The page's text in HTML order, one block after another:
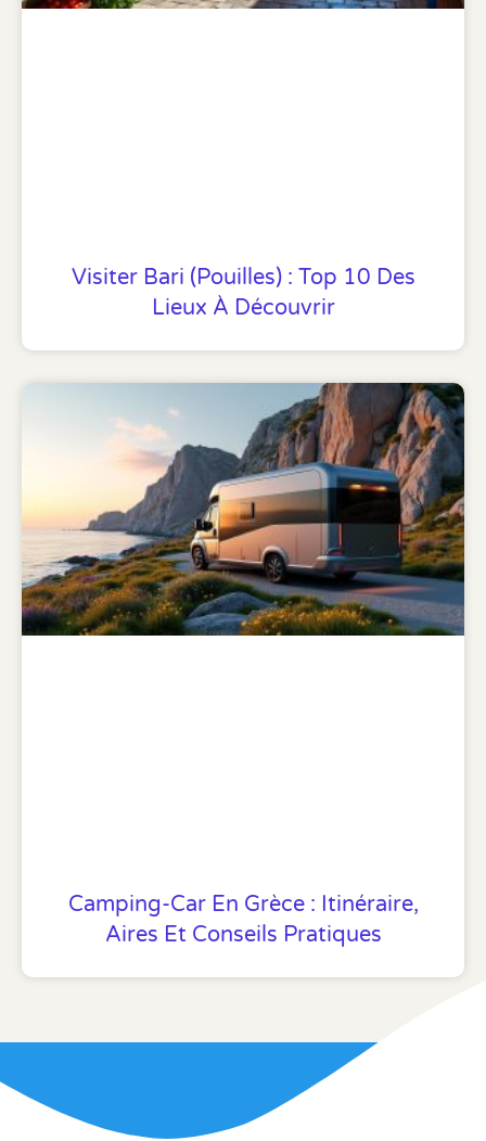
Visiter Bari (Pouilles) : Top 10 Des
Lieux À Découvrir
Camping-Car En Grèce : Itinéraire,
Aires Et Conseils Pratiques